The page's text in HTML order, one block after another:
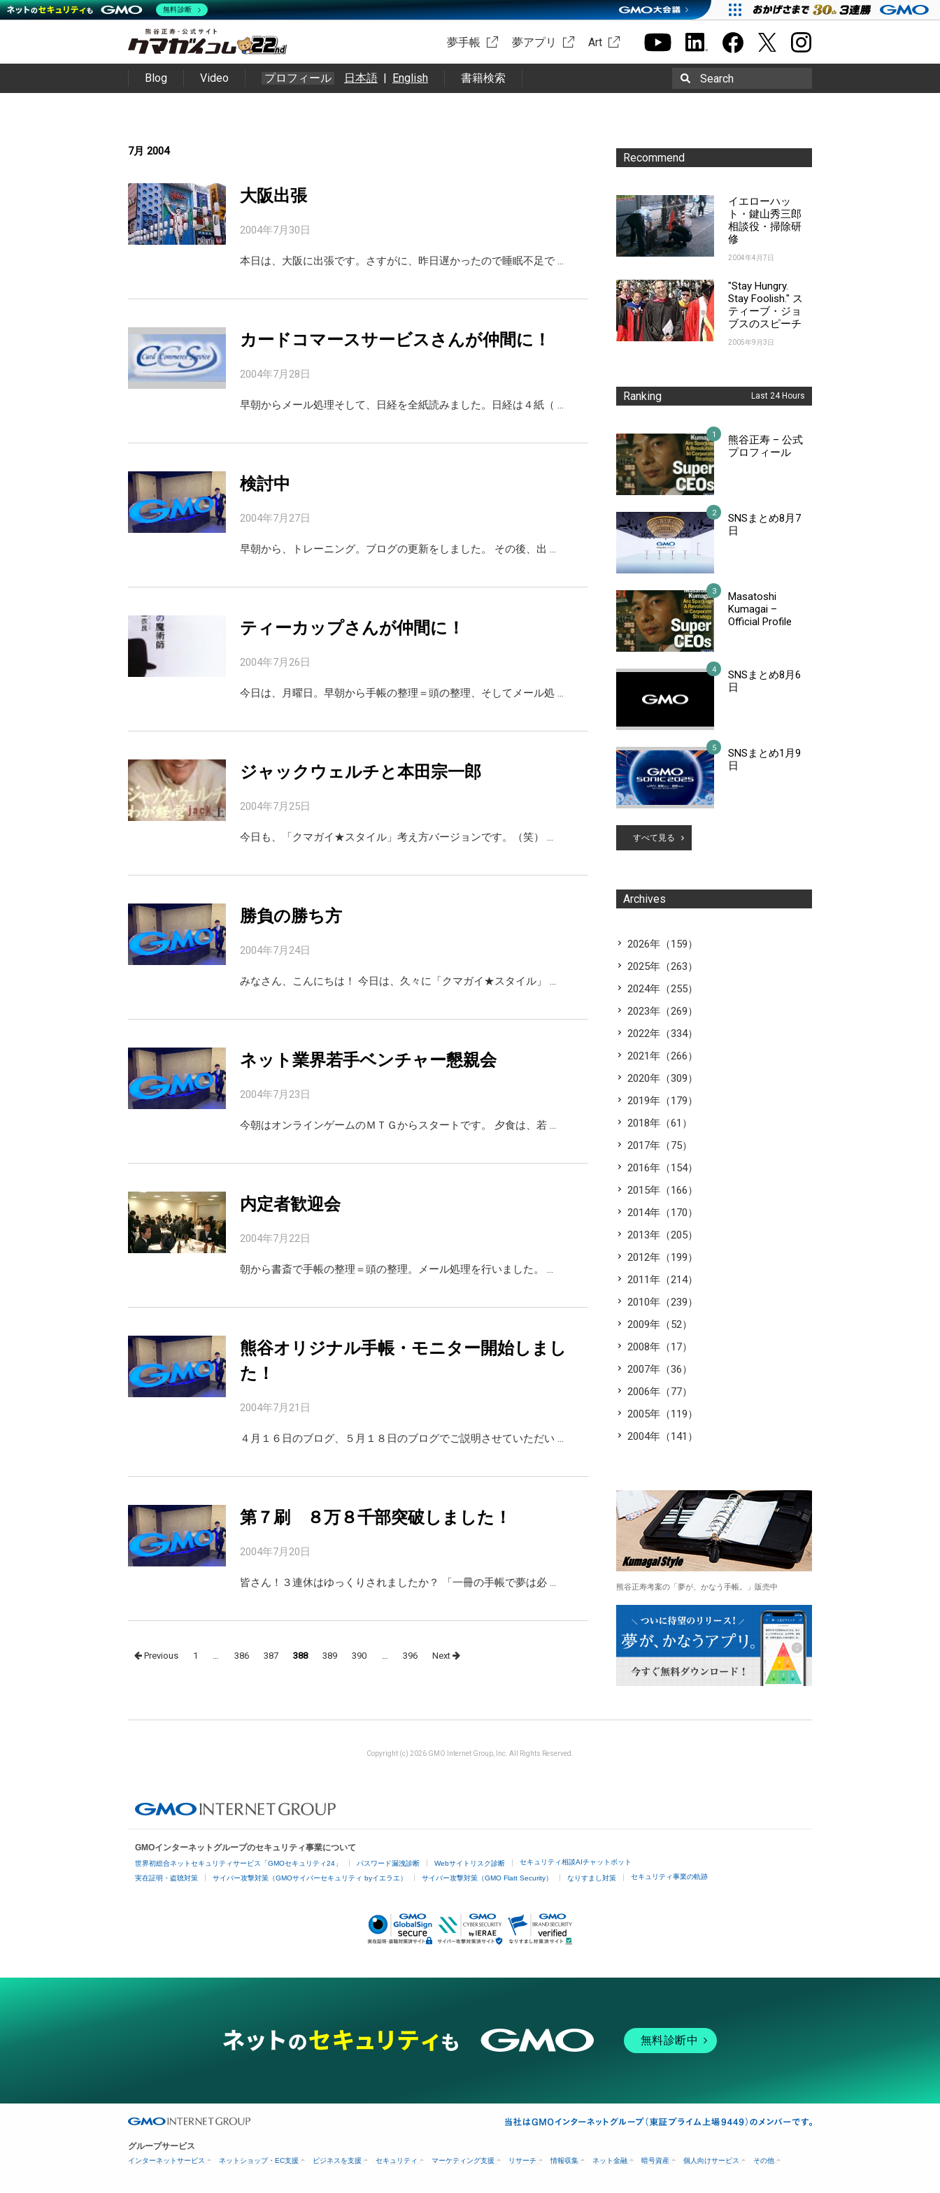
夢手帳 夢アプリ Art
Blog Video プロフィール 日本語 | English 書籍検索 Search
7月 2004
大阪出張
2004年7月30日
本日は、大阪に出張です。さすがに、昨日遅かったので睡眠不足で …
カードコマースサービスさんが仲間に！
2004年7月28日
早朝からメール処理そして、日経を全紙読みました。日経は４紙（ …
検討中
2004年7月27日
早朝から、トレーニング。ブログの更新をしました。 その後、出 …
ティーカップさんが仲間に！
2004年7月26日
今日は、月曜日。早朝から手帳の整理＝頭の整理、そしてメール処 …
ジャックウェルチと本田宗一郎
2004年7月25日
今日も、「クマガイ★スタイル」考え方バージョンです。（笑） …
勝負の勝ち方
2004年7月24日
みなさん、こんにちは！ 今日は、久々に「クマガイ★スタイル」 …
ネット業界若手ベンチャー懇親会
2004年7月23日
今朝はオンラインゲームのＭＴＧからスタートです。 夕食は、若 …
内定者歓迎会
2004年7月22日
朝から書斎で手帳の整理＝頭の整理。メール処理を行いました。 …
熊谷オリジナル手帳・モニター開始しまし
た！
2004年7月21日
４月１６日のブログ、５月１８日のブログでご説明させていただい …
第７刷 ８万８千部突破しました！
2004年7月20日
皆さん！３連休はゆっくりされましたか？ 「一冊の手帳で夢は必 …
PostsPrevious 1 … 386 387 388 389 390 … 396 Next
Recommend
イエローハッ
ト・鍵山秀三郎
相談役・掃除研
修
2004年4月7日
"Stay Hungry.
Stay Foolish." ス
ティーブ・ジョ
ブスのスピーチ
2005年9月3日
Ranking Last 24 Hours
熊谷正寿 – 公式
プロフィール
SNSまとめ8月7
日
Masatoshi
Kumagai –
Official Profile
SNSまとめ8月6
日
SNSまとめ1月9
日
すべて見る
Archives
2026年（159）
2025年（263）
2024年（255）
2023年（269）
2022年（334）
2021年（266）
2020年（309）
2019年（179）
2018年（61）
2017年（75）
2016年（154）
2015年（166）
2014年（170）
2013年（205）
2012年（199）
2011年（214）
2010年（239）
2009年（52）
2008年（17）
2007年（36）
2006年（77）
2005年（119）
2004年（141）
熊谷正寿考案の「夢が、かなう手帳。」販売中
Copyright (c) 2026 GMO Internet Group, Inc. All Rights Reserved.
GMOインターネットグループのセキュリティ事業について
世界初総合ネットセキュリティサービス「GMOセキュリティ24」 パスワード漏洩診断 Webサイトリスク診断 セキュリティ相談AIチャットボット
実在証明・盗聴対策 サイバー攻撃対策（GMOサイバーセキュリティ byイエラエ） サイバー攻撃対策（GMO Flatt Security） なりすまし対策 セキュリティ事業の軌跡
無料診断中
グループサービス
インターネットサービス ネットショップ・EC支援 ビジネスを支援 セキュリティ マーケティング支援 リサーチ 情報収集 ネット金融 暗号資産 個人向けサービス その他
無料診断